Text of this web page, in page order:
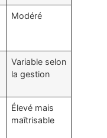
Modéré
Variable selon
la gestion
Élevé mais
maîtrisable